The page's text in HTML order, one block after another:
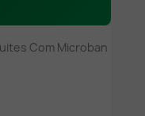
Com Microban